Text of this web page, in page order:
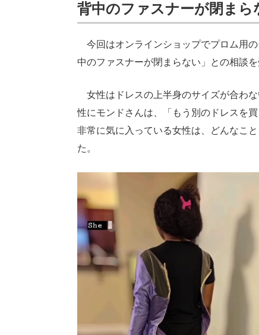
背中のファスナーが閉まら
今回はオンラインショップでプロム用
中のファスナーが閉まらない」との相談
女性はドレスの上半身のサイズが合わ
性にモンドさんは、「もう別のドレスを
非常に気に入っている女性は、どんなこ
た。